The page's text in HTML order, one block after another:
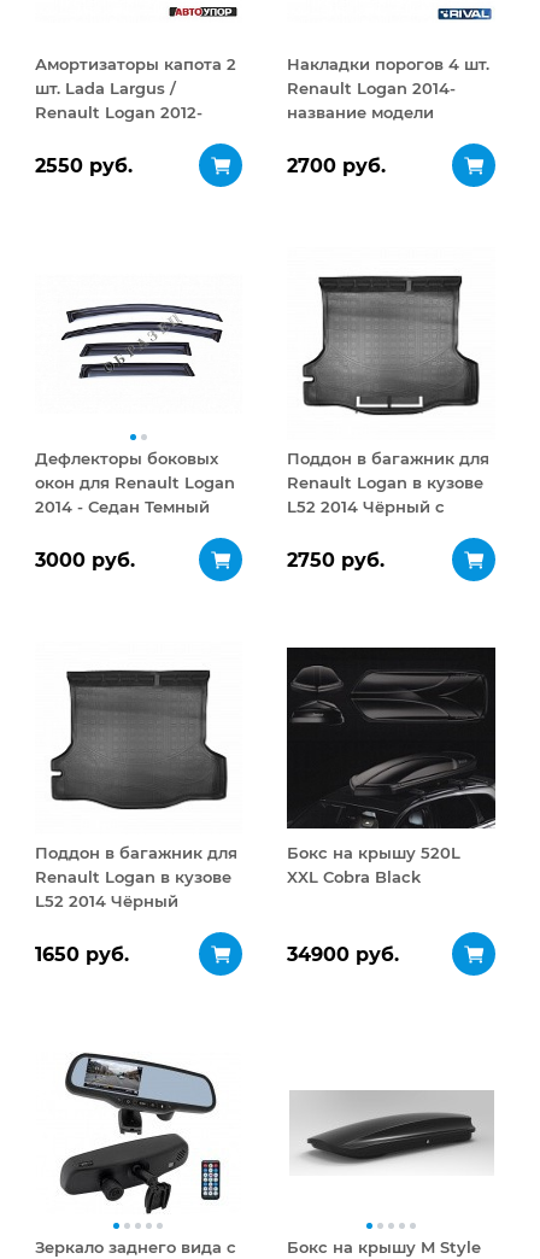
Амортизаторы капота 2
шт. Lada Largus /
Renault Logan 2012-
2015
2550 руб.
Накладки порогов 4 шт.
Renault Logan 2014-
название модели
2700 руб.
Дефлекторы боковых
окон для Renault Logan
2014 - Седан Темный
3000 руб.
Поддон в багажник для
Renault Logan в кузове
L52 2014 Чёрный с
2750 руб.
Поддон в багажник для
Renault Logan в кузове
L52 2014 Чёрный
1650 руб.
Бокс на крышу 520L
XXL Cobra Black
34900 руб.
Зеркало заднего вида с
Бокс на крышу M Style